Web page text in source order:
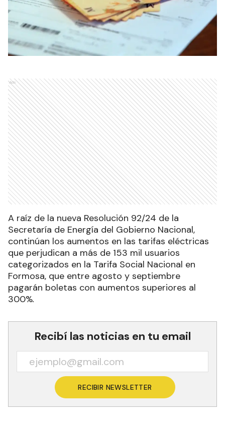
Ads
A raíz de la nueva Resolución 92/24 de la
Secretaría de Energía del Gobierno Nacional,
continúan los aumentos en las tarifas eléctricas
que perjudican a más de 153 mil usuarios
categorizados en la Tarifa Social Nacional en
Formosa, que entre agosto y septiembre
pagarán boletas con aumentos superiores al
300%.
Recibí las noticias en tu email
RECIBIR NEWSLETTER